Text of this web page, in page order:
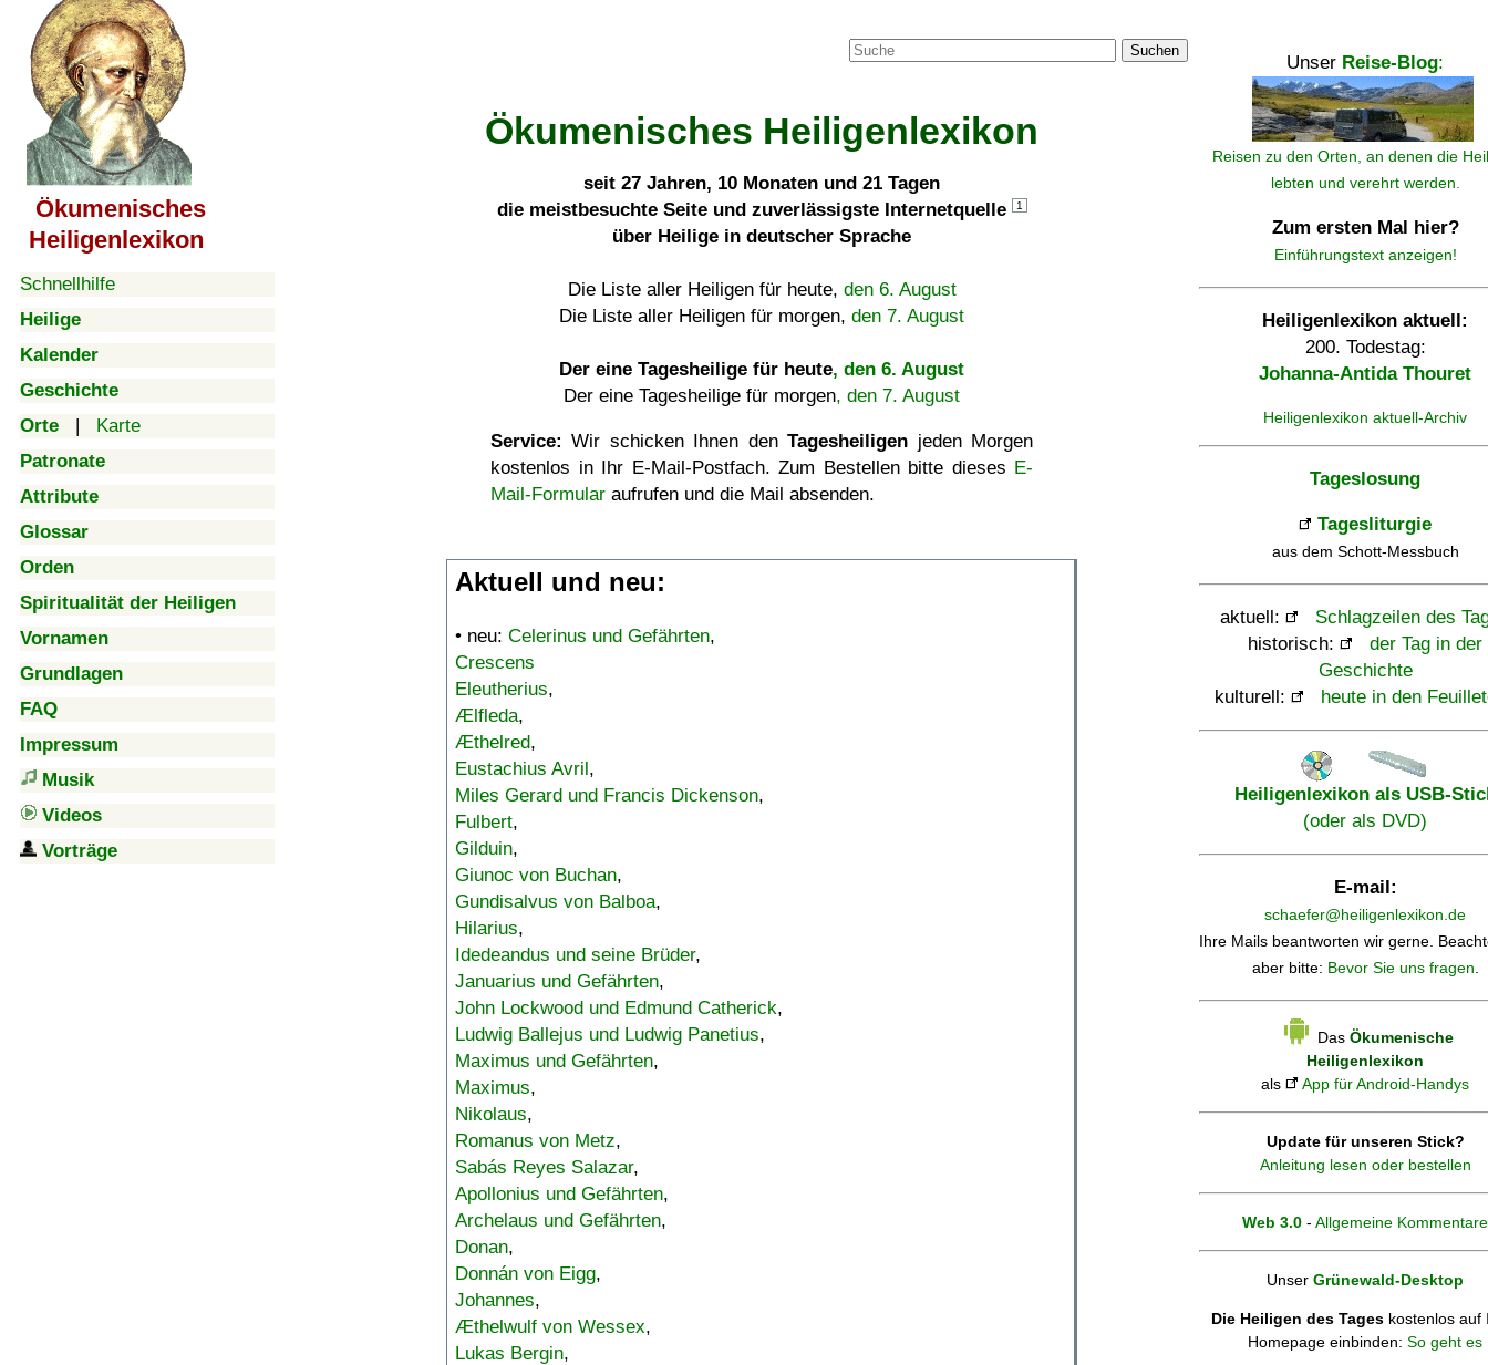
Ökumenisches
Heiligenlexikon
Schnellhilfe
Heilige
Kalender
Geschichte
Orte | Karte
Patronate
Attribute
Glossar
Orden
Spiritualität der Heiligen
Vornamen
Grundlagen
FAQ
Impressum
Musik
Videos
Vorträge
Suchen
Ökumenisches Heiligenlexikon
seit 27 Jahren, 10 Monaten und 21 Tagen
die meistbesuchte Seite und zuverlässigste Internetquelle
1
über Heilige in deutscher Sprache
Die Liste aller Heiligen für heute, den 6. August
Die Liste aller Heiligen für morgen, den 7. August
Der eine Tagesheilige für heute, den 6. August
Der eine Tagesheilige für morgen, den 7. August
Service: Wir schicken Ihnen denTagesheiligen jeden Morgen
kostenlos in Ihr E-Mail-Postfach. Zum Bestellen bitte dieses E-
Mail-Formular aufrufen und die Mail absenden.
Aktuell und neu:
• neu: Celerinus und Gefährten,
Crescens
Eleutherius,
Ælfleda,
Æthelred,
Eustachius Avril,
Miles Gerard und Francis Dickenson,
Fulbert,
Gilduin,
Giunoc von Buchan,
Gundisalvus von Balboa,
Hilarius,
Idedeandus und seine Brüder,
Januarius und Gefährten,
John Lockwood und Edmund Catherick,
Ludwig Ballejus und Ludwig Panetius,
Maximus und Gefährten,
Maximus,
Nikolaus,
Romanus von Metz,
Sabás Reyes Salazar,
Apollonius und Gefährten,
Archelaus und Gefährten,
Donan,
Donnán von Eigg,
Johannes,
Æthelwulf von Wessex,
Lukas Bergin,
Unser Reise-Blog:
Reisen zu den Orten, an denen die
lebten und verehrt werden.
Zum ersten Mal hier?
Einführungstext anzeigen!
Heiligenlexikon aktuell:
200. Todestag:
Johanna-Antida Thouret
Heiligenlexikon aktuell-Archiv
Tageslosung
Tagesliturgie
aus dem Schott-Messbuch
aktuell:
Schlagzeilen des
historisch:
der Tag in der
Geschichte
kulturell:
heute in den
Heiligenlexikon als USB-
(oder als DVD)
E-mail:
schaefer@heiligenlexikon.de
Ihre Mails beantworten wir gerne.
aber bitte: Bevor Sie uns fragen.
Das Ökumenische
Heiligenlexikon
als
App für Android-Handys
Update für unseren Stick?
Anleitung lesen oder bestellen
Web 3.0 - Allgemeine Kommentare
Unser Grünewald-Desktop
Die Heiligen des Tages kostenlos auf
Homepage einbinden: So geht es